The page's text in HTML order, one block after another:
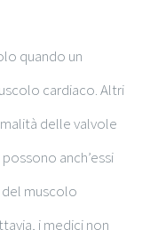
quando un
cardiaco. Altri
delle valvole
anch’essi
muscolo
i medici non